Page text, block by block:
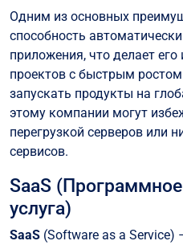
Одним из основных
способность
приложения, что делает
проектов с быстрым ростом
запускать продукты на
этому компании могут
перегрузкой серверов или
сервисов.
SaaS
услуга)
SaaS (Software as a Service)